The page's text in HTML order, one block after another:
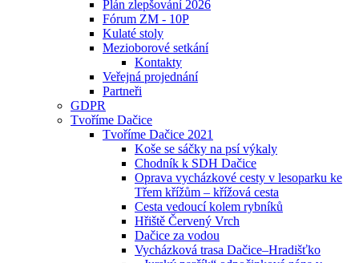
Plán zlepšování 2026
Fórum ZM - 10P
Kulaté stoly
Mezioborové setkání
Kontakty
Veřejná projednání
Partneři
GDPR
Tvoříme Dačice
Tvoříme Dačice 2021
Koše se sáčky na psí výkaly
Chodník k SDH Dačice
Oprava vycházkové cesty v lesoparku ke
Třem křížům – křížová cesta
Cesta vedoucí kolem rybníků
Hřiště Červený Vrch
Dačice za vodou
Vycházková trasa Dačice–Hradišťko